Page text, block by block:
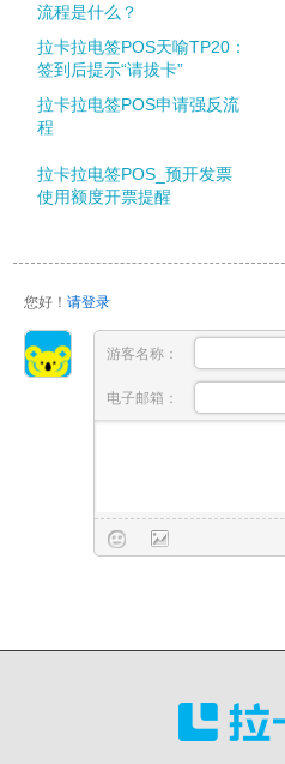
流程是什么？
拉卡拉电签POS天喻TP20：
签到后提示“请拔卡”
拉卡拉电签POS申请强反流
程
拉卡拉电签POS_预开发票
使用额度开票提醒
您好！ 请登录
游客名称：
电子邮箱：